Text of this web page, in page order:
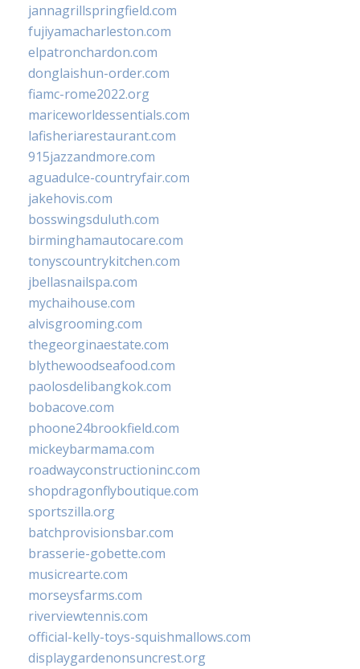
jannagrillspringfield.com
fujiyamacharleston.com
elpatronchardon.com
donglaishun-order.com
fiamc-rome2022.org
mariceworldessentials.com
lafisheriarestaurant.com
915jazzandmore.com
aguadulce-countryfair.com
jakehovis.com
bosswingsduluth.com
birminghamautocare.com
tonyscountrykitchen.com
jbellasnailspa.com
mychaihouse.com
alvisgrooming.com
thegeorginaestate.com
blythewoodseafood.com
paolosdelibangkok.com
bobacove.com
phoone24brookfield.com
mickeybarmama.com
roadwayconstructioninc.com
shopdragonflyboutique.com
sportszilla.org
batchprovisionsbar.com
brasserie-gobette.com
musicrearte.com
morseysfarms.com
riverviewtennis.com
official-kelly-toys-squishmallows.com
displaygardenonsuncrest.org